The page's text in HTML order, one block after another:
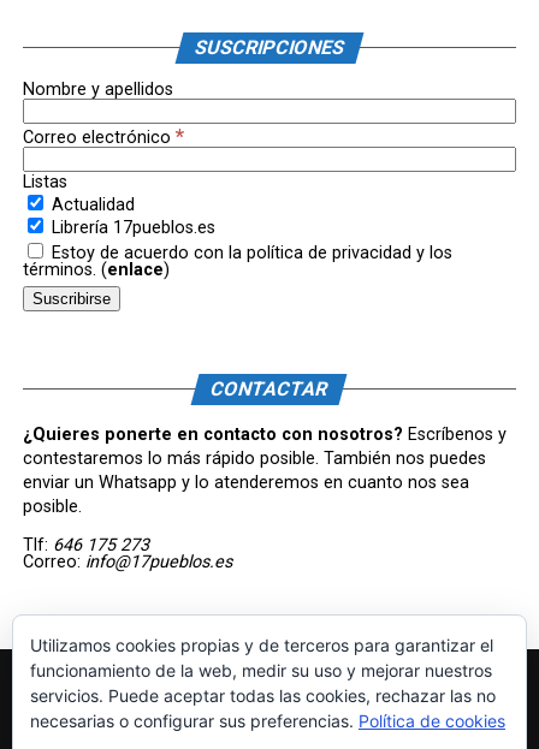
SUSCRIPCIONES
Nombre y apellidos
Correo electrónico *
Listas
Actualidad
Librería 17pueblos.es
Estoy de acuerdo con la política de privacidad y los
términos. (enlace)
CONTACTAR
¿Quieres ponerte en contacto con nosotros? Escríbenos y
contestaremos lo más rápido posible. También nos puedes
enviar un Whatsapp y lo atenderemos en cuanto nos sea
posible.
Tlf: 646 175 273
Correo: info@17pueblos.es
Utilizamos cookies propias y de terceros para garantizar el
funcionamiento de la web, medir su uso y mejorar nuestros
servicios. Puede aceptar todas las cookies, rechazar las no
necesarias o configurar sus preferencias. Política de cookies